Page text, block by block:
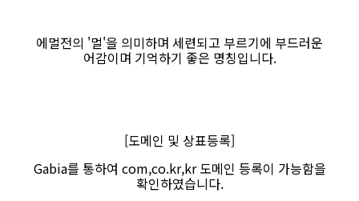
에멀전의 '멀'을 의미하며 세련되고 부르기에 부드러운
어감이며 기억하기 좋은 명칭입니다.
[도메인 및 상표등록]
Gabia를 통하여 com,co.kr,kr 도메인 등록이 가능함을
확인하였습니다.